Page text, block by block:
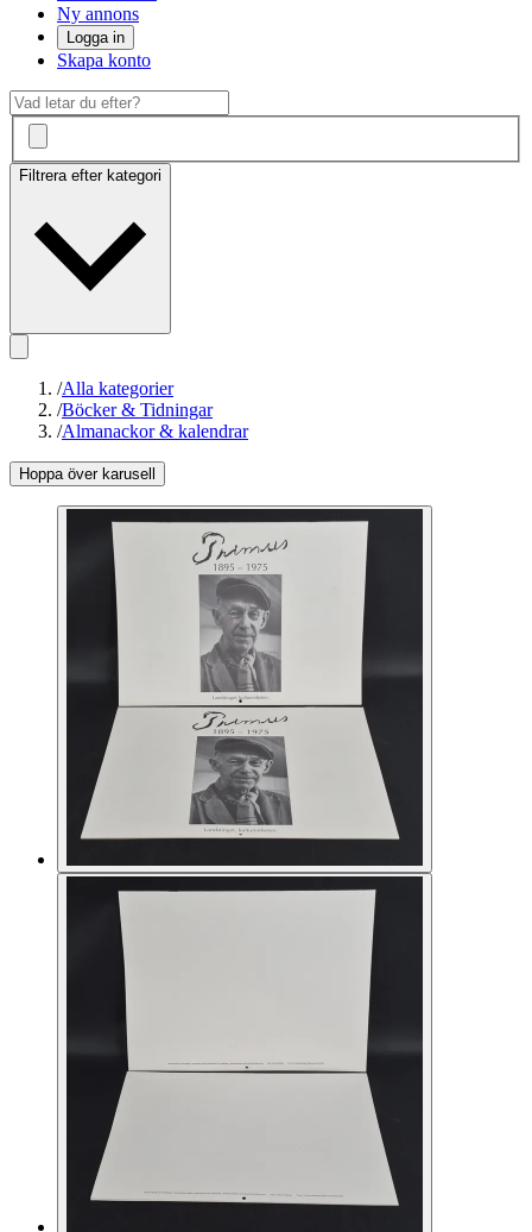
Ny annons
Logga in
Skapa konto
Filtrera efter kategori
/Alla kategorier
/Böcker & Tidningar
/Almanackor & kalendrar
Hoppa över karusell